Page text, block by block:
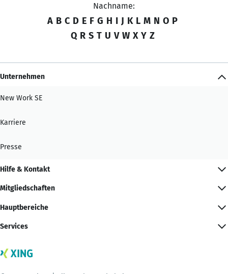
Nachname:
A B C D E F G H I J K L M N O P
Q R S T U V W X Y Z
Unternehmen
New Work SE
Karriere
Presse
Hilfe & Kontakt
Mitgliedschaften
Hauptbereiche
Services